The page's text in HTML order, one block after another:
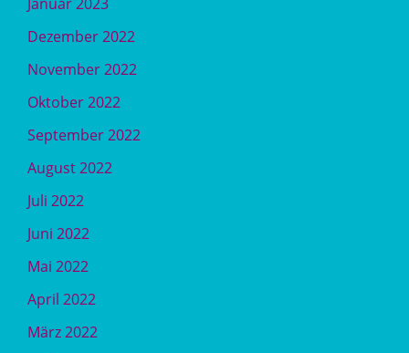
Dezember 2022
November 2022
Oktober 2022
September 2022
August 2022
Juli 2022
Juni 2022
Mai 2022
April 2022
März 2022